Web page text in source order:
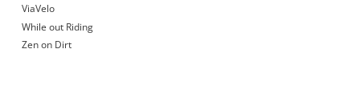
ViaVelo
While out Riding
Zen on Dirt